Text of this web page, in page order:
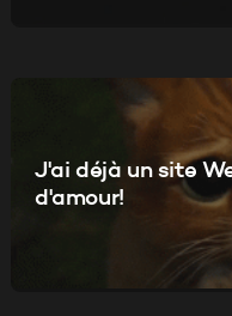
J'ai déjà un site
d'amour!